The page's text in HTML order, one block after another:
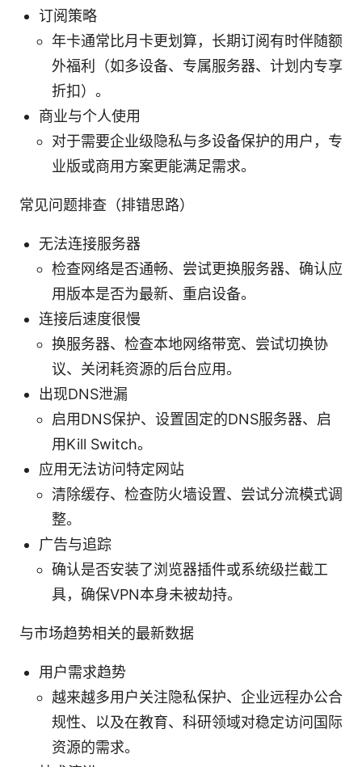
订阅策略
年卡通常比月卡更划算，长期订阅有时伴随额
外福利（如多设备、专属服务器、计划内专享
折扣）。
商业与个人使用
对于需要企业级隐私与多设备保护的用户，专
业版或商用方案更能满足需求。
常见问题排查（排错思路）
无法连接服务器
检查网络是否通畅、尝试更换服务器、确认应
用版本是否为最新、重启设备。
连接后速度很慢
换服务器、检查本地网络带宽、尝试切换协
议、关闭耗资源的后台应用。
出现DNS泄漏
启用DNS保护、设置固定的DNS服务器、启
用Kill Switch。
应用无法访问特定网站
清除缓存、检查防火墙设置、尝试分流模式调
整。
广告与追踪
确认是否安装了浏览器插件或系统级拦截工
具，确保VPN本身未被劫持。
与市场趋势相关的最新数据
用户需求趋势
越来越多用户关注隐私保护、企业远程办公合
规性、以及在教育、科研领域对稳定访问国际
资源的需求。